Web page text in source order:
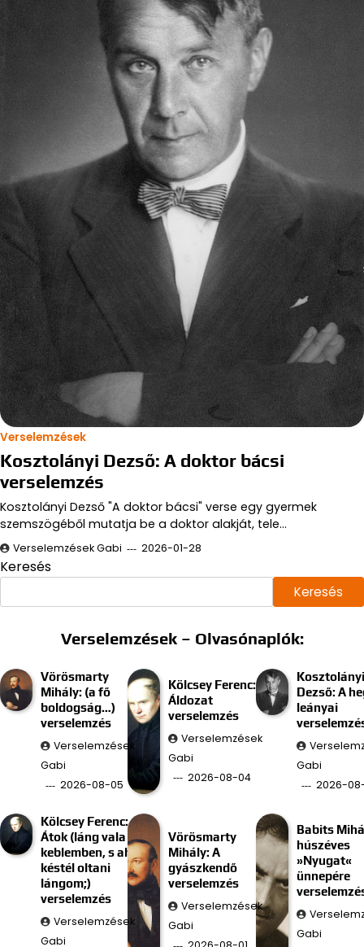
Verselemzések
Kosztolányi Dezső: A doktor bácsi
verselemzés
Kosztolányi Dezső "A doktor bácsi" verse egy gyermek
szemszögéből mutatja be a doktor alakját, tele…
Verselemzések Gabi 2026-01-28
Keresés
Keresés
Verselemzések – Olvasónaplók:
Vörösmarty
Mihály: (a fő
boldogság…)
verselemzés
Verselemzések
Gabi
2026-08-05
Kölcsey Ferenc:
Áldozat
verselemzés
Verselemzések
Gabi
2026-08-04
Kosztolányi
Dezső: A
leányai
Gabi
2026-
Kölcsey Ferenc:
Átok (láng vala
keblemben, s ah
késtél oltani
lángom;)
verselemzés
Verselemzések
Gabi
Vörösmarty
Mihály: A
gyászkendő
verselemzés
Verselemzések
Gabi
Babits
húszéves
»Nyugat«
ünnepére
Gabi